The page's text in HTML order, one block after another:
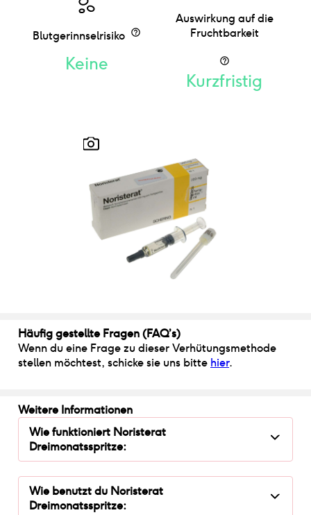
Blutgerinnselrisiko
Keine
Auswirkung auf die
Fruchtbarkeit
Kurzfristig
Häufig gestellte Fragen (FAQ’s)
Wenn du eine Frage zu dieser Verhütungsmethode
stellen möchtest, schicke sie uns bitte hier.
Weitere Informationen
Wie funktioniert Noristerat
Dreimonatsspritze:
Wie benutzt du Noristerat
Dreimonatsspritze: